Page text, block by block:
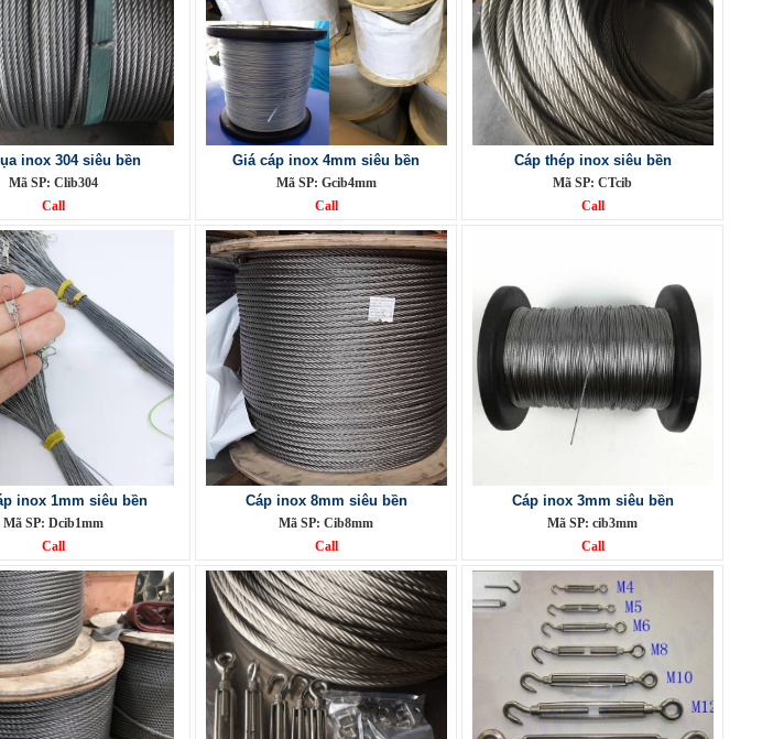
inox 304 siêu bền
Mã SP: Clib304
Call
Giá cáp inox 4mm siêu bền
Mã SP: Gcib4mm
Call
Cáp thép inox siêu bền
Mã SP: CTcib
Call
inox 1mm siêu bền
Mã SP: Dcib1mm
Call
Cáp inox 8mm siêu bền
Mã SP: Cib8mm
Call
Cáp inox 3mm siêu bền
Mã SP: cib3mm
Call